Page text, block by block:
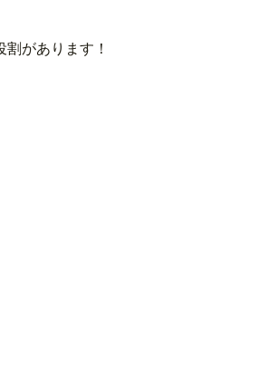
があります！